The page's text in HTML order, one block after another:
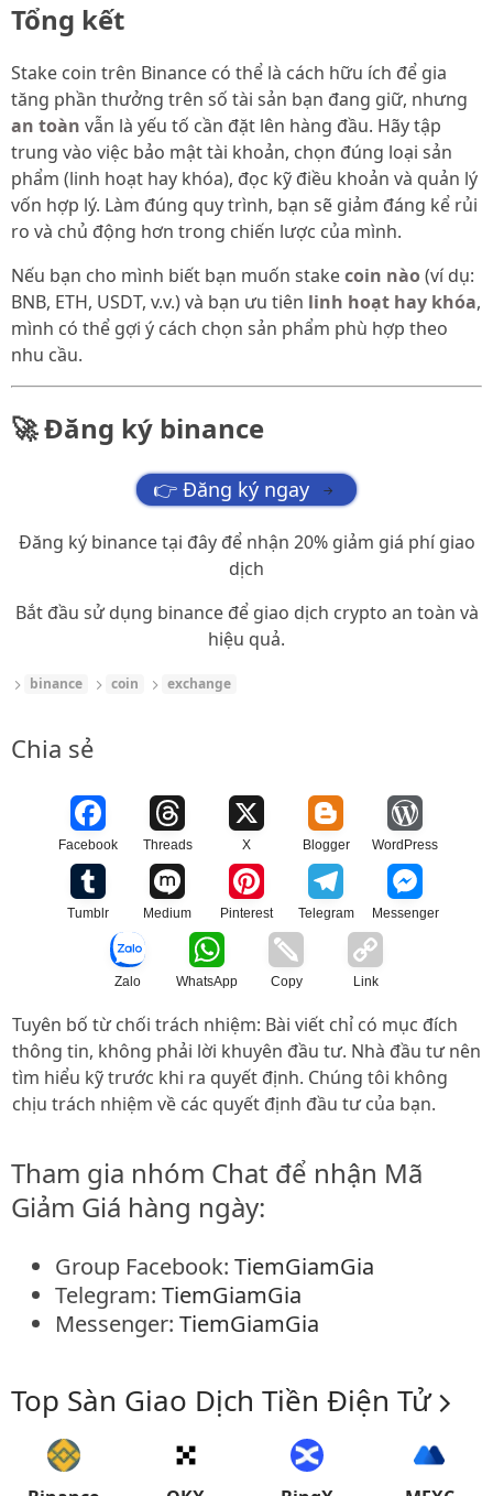
Tổng kết
Stake coin trên Binance có thể là cách hữu ích để gia
tăng phần thưởng trên số tài sản bạn đang giữ, nhưng
an toàn vẫn là yếu tố cần đặt lên hàng đầu. Hãy tập
trung vào việc bảo mật tài khoản, chọn đúng loại sản
phẩm (linh hoạt hay khóa), đọc kỹ điều khoản và quản lý
vốn hợp lý. Làm đúng quy trình, bạn sẽ giảm đáng kể rủi
ro và chủ động hơn trong chiến lược của mình.
Nếu bạn cho mình biết bạn muốn stakecoin nào(ví dụ:
BNB, ETH, USDT, v.v.) và bạn ưu tiên linh hoạt hay khóa,
mình có thể gợi ý cách chọn sản phẩm phù hợp theo
nhu cầu.
🚀 Đăng ký binance
👉 Đăng ký ngay →
Đăng ký binance tại đây để nhận 20% giảm giá phí giao
dịch
Bắt đầu sử dụng binance để giao dịch crypto an toàn và
hiệu quả.
binance coin exchange
Chia sẻ
Facebook Threads X Blogger WordPress
Tumblr Medium Pinterest Telegram Messenger
Zalo WhatsApp Copy Link
Tuyên bố từ chối trách nhiệm: Bài viết chỉ có mục đích
thông tin, không phải lời khuyên đầu tư. Nhà đầu tư nên
tìm hiểu kỹ trước khi ra quyết định. Chúng tôi không
chịu trách nhiệm về các quyết định đầu tư của bạn.
Tham gia nhóm Chat để nhận Mã
Giảm Giá hàng ngày:
Group Facebook: TiemGiamGia
Telegram: TiemGiamGia
Messenger: TiemGiamGia
Top Sàn Giao Dịch Tiền Điện Tử